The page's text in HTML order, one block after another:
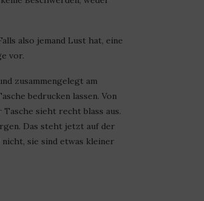
also jemand Lust hat, eine
vor.
zusammengelegt am
bedrucken lassen. Von
sieht recht blass aus.
Das steht jetzt auf der
sie sind etwas kleiner